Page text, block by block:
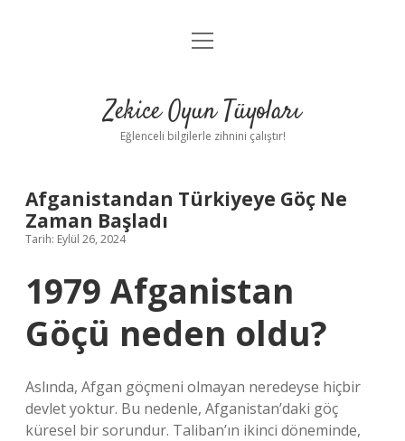
Anasayfa
Yasal Uyarı
menüyü
Zekice Oyun Tüyoları
Eğlenceli bilgilerle zihnini çalıştır!
Afganistandan Türkiyeye Göç Ne
Zaman Başladı
Tarih: Eylül 26, 2024
1979 Afganistan
Göçü neden oldu?
Aslında, Afgan göçmeni olmayan neredeyse hiçbir
devlet yoktur. Bu nedenle, Afganistan’daki göç
küresel bir sorundur. Taliban’ın ikinci döneminde,